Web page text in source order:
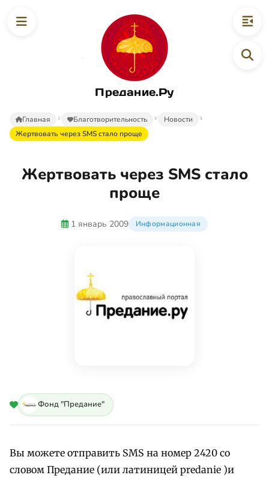
Предание.Ру
Главная Благотворительность
Новости
Жертвовать через SMS стало проще
Жертвовать через SMS стало
проще
1 январь 2009 Информационная
Фонд "Предание"
Вы можете отправить SMS на номер 2420 со
словом Предание (или латиницей predanie )и